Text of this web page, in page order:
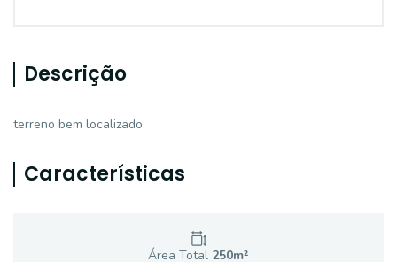
Descrição
terreno bem localizado
Características
Área Total 250m²